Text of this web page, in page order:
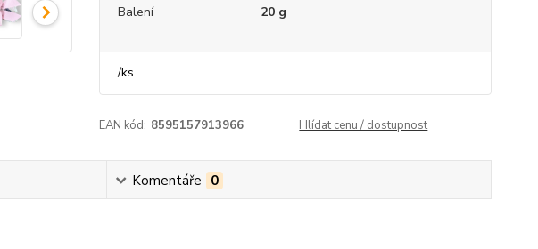
Balení 20 g
/ks
EAN kód: 8595157913966 Hlídat cenu / dostupnost
Komentáře 0